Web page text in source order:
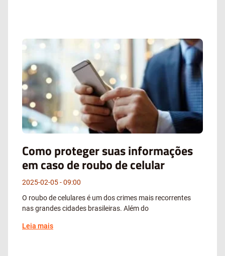
Como proteger suas informações
em caso de roubo de celular
2025-02-05
09:00
O roubo de celulares é um dos crimes mais recorrentes
nas grandes cidades brasileiras. Além do
Leia mais